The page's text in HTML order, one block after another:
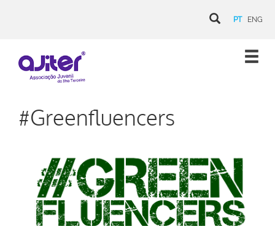
PT ENG
#Greenfluencers